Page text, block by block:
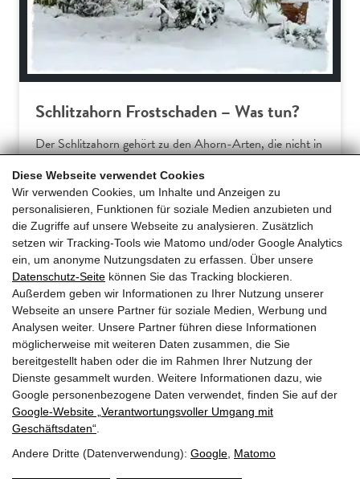
Diese Webseite verwendet Cookies
Wir verwenden Cookies, um Inhalte und Anzeigen zu
personalisieren, Funktionen für soziale Medien anzubieten und
die Zugriffe auf unsere Webseite zu analysieren. Zusätzlich
setzen wir Tracking-Tools wie Matomo und/oder Google Analytics
ein, um anonyme Nutzungsdaten zu erfassen. Über unsere
Datenschutz-Seite können Sie das Tracking blockieren.
Außerdem geben wir Informationen zu Ihrer Nutzung unserer
Webseite an unsere Partner für soziale Medien, Werbung und
Analysen weiter. Unsere Partner führen diese Informationen
möglicherweise mit weiteren Daten zusammen, die Sie
bereitgestellt haben oder die im Rahmen Ihrer Nutzung der
Dienste gesammelt wurden. Weitere Informationen dazu, wie
Google personenbezogene Daten verwendet, finden Sie auf der
Google‑Website „Verantwortungsvoller Umgang mit
Geschäftsdaten“
Andere Dritte (Datenverwendung): Google Matomo
Schlitzahorn Frostschaden – Was tun?
Der Schlitzahorn gehört zu den Ahorn-Arten, die nicht in
Hausgärtner am Acer palmatum dissectum häufiger über
Frostschäden klagen. Dieser Ratgeber erklärt die
typischen Symptome und gibt praxiserprobte Tipps für
effektive Gegenmaßnahmen und… […]
Mehr erfahren